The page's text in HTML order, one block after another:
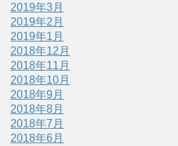
2019年3月
2019年2月
2019年1月
2018年12月
2018年11月
2018年10月
2018年9月
2018年8月
2018年7月
2018年6月